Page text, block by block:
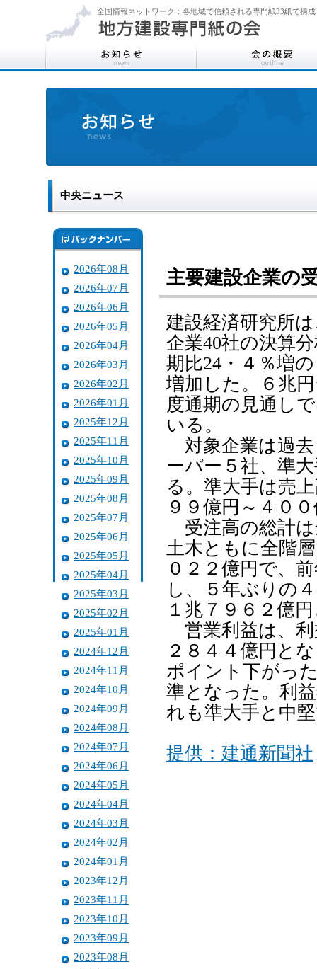
全国情報ネットワーク：各地域で信頼される専門紙33紙で構成
中央ニュース
2026年08月
2026年07月
2026年06月
2026年05月
2026年04月
2026年03月
2026年02月
2026年01月
2025年12月
2025年11月
2025年10月
2025年09月
2025年08月
2025年07月
2025年06月
2025年05月
2025年04月
2025年03月
2025年02月
2025年01月
2024年12月
2024年11月
2024年10月
2024年09月
2024年08月
2024年07月
2024年06月
2024年05月
2024年04月
2024年03月
2024年02月
2024年01月
2023年12月
2023年11月
2023年10月
2023年09月
2023年08月
主要建設企業の
建設経済研究所
企業40社の決算
期比24・４％増
増加した。６兆
度通期の見通し
いる。
対象企業は過去
ーパー５社、準
る。準大手は売
９９億円～４０
受注高の総計は
土木ともに全階
０２２億円で、
し、５年ぶりの
１兆７９６２億
営業利益は、利
２８４４億円と
ポイント下がっ
準となった。利
れも準大手と中
提供：建通新聞社